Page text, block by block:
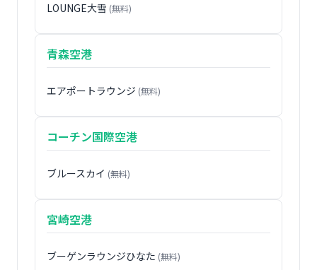
LOUNGE大雪 (無料)
青森空港
エアポートラウンジ (無料)
コーチン国際空港
ブルースカイ (無料)
宮崎空港
ブーゲンラウンジひなた (無料)